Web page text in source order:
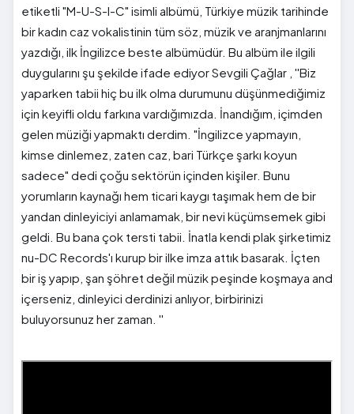
etiketli "M-U-S-I-C" isimli albümü, Türkiye müzik tarihinde
bir kadın caz vokalistinin tüm söz, müzik ve aranjmanlarını
yazdığı, ilk İngilizce beste albümüdür. Bu albüm ile ilgili
duygularını şu şekilde ifade ediyor Sevgili Çağlar , ''Biz
yaparken tabii hiç bu ilk olma durumunu düşünmediğimiz
için keyifli oldu farkına vardığımızda. İnandığım, içimden
gelen müziği yapmaktı derdim. "İngilizce yapmayın,
kimse dinlemez, zaten caz, bari Türkçe şarkı koyun
sadece" dedi çoğu sektörün içinden kişiler. Bunu
yorumların kaynağı hem ticari kaygı taşımak hem de bir
yandan dinleyiciyi anlamamak, bir nevi küçümsemek gibi
geldi. Bu bana çok tersti tabii. İnatla kendi plak şirketimiz
nu-DC Records'ı kurup bir ilke imza attık basarak. İçten
bir iş yapıp, şan şöhret değil müzik peşinde koşmaya and
içerseniz, dinleyici derdinizi anlıyor, birbirinizi
buluyorsunuz her zaman. ''